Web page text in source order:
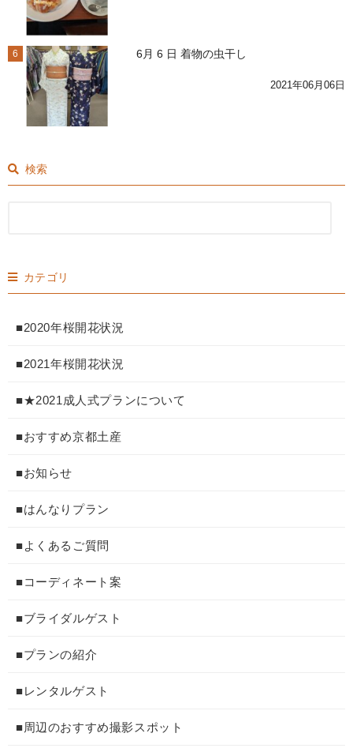
6 6月 6 日 着物の虫干し
2021年06月06日
検索
カテゴリ
■2020年桜開花状況
■2021年桜開花状況
■★2021成人式プランについて
■おすすめ京都土産
■お知らせ
■はんなりプラン
■よくあるご質問
■コーディネート案
■ブライダルゲスト
■プランの紹介
■レンタルゲスト
■周辺のおすすめ撮影スポット